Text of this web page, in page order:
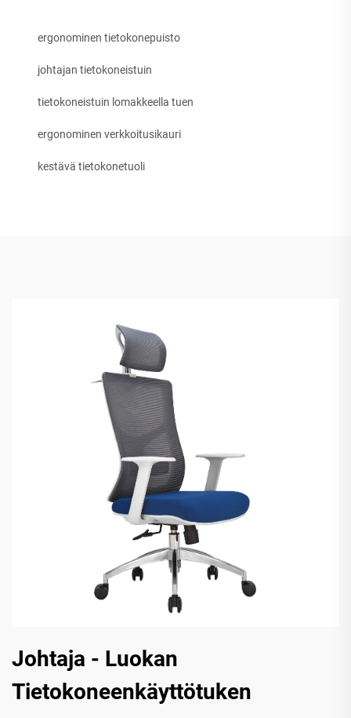
ergonominen tietokonepuisto
johtajan tietokoneistuin
tietokoneistuin lomakkeella tuen
ergonominen verkkoitusikauri
kestävä tietokonetuoli
Johtaja - Luokan
Tietokoneenkäyttötuken